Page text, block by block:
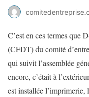
C’est en ces termes que
(CFDT) du comité
qui suivit l’assemblée
encore, c’était à
est installée l’imprimerie,